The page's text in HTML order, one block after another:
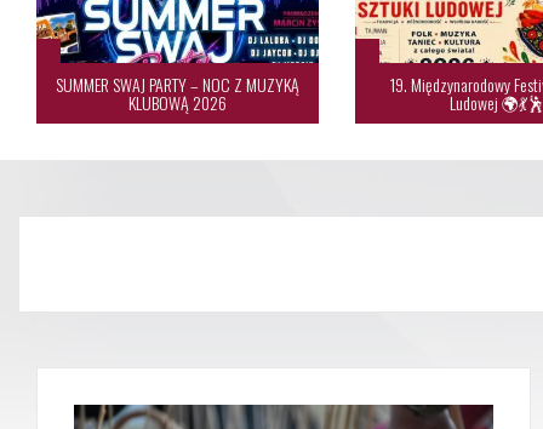
SUMMER SWAJ PARTY – NOC Z MUZYKĄ
KLUBOWĄ 2026
19. Międzynarodowy
Ludowej 🌍💃🕺